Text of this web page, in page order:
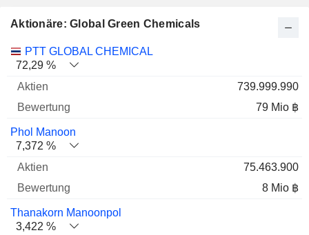
Aktionäre: Global Green Chemicals
Name Aktien % Bewertung
PTT GLOBAL CHEMICAL
72,29 %
739.999.990
79 Mio ฿
Phol Manoon
7,372 %
75.463.900
8 Mio ฿
Thanakorn Manoonpol
3,422 %